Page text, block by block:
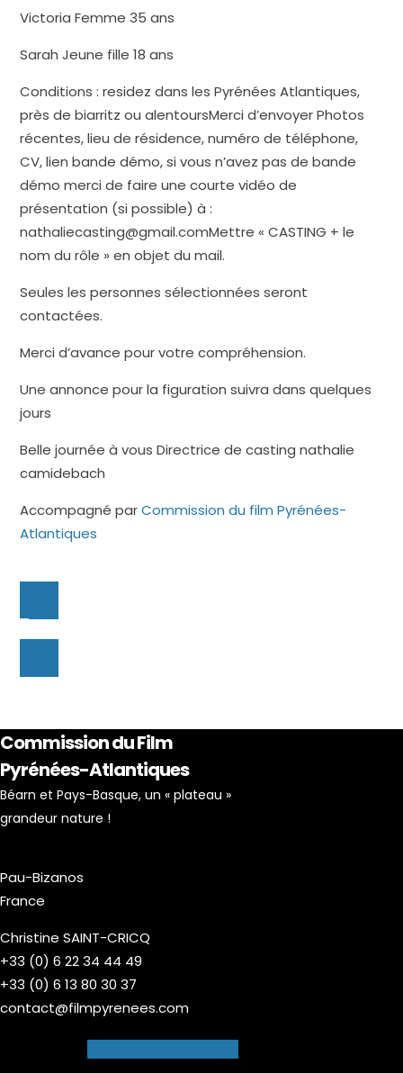
Victoria Femme 35 ans
Sarah Jeune fille 18 ans
Conditions : residez dans les Pyrénées Atlantiques,
près de biarritz ou alentoursMerci d’envoyer Photos
récentes, lieu de résidence, numéro de téléphone,
CV, lien bande démo, si vous n’avez pas de bande
démo merci de faire une courte vidéo de
présentation (si possible) à :
nathaliecasting@gmail.comMettre « CASTING + le
nom du rôle » en objet du mail.
Seules les personnes sélectionnées seront
contactées.
Merci d’avance pour votre compréhension.
Une annonce pour la figuration suivra dans quelques
jours
Belle journée à vous Directrice de casting nathalie
camidebach
Accompagné parCommission du film Pyrénées-
Atlantiques
Commission du Film
Pyrénées-Atlantiques
Béarn et Pays-Basque, un « plateau »
grandeur nature !
Pau-Bizanos
France
Christine SAINT-CRICQ
+33 (0) 6 22 34 44 49
+33 (0) 6 13 80 30 37
contact@filmpyrenees.com